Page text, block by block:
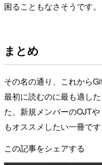
困ることもなさそうです。
まとめ
その名の通り、これから
最初に読むのに最も適し
た、新規メンバーのOJT
もオススメしたい一冊です
この記事をシェアする